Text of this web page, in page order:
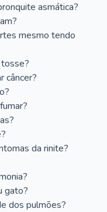
asmática?
mesmo tendo
câncer?
da rinite?
gato?
dos pulmões?